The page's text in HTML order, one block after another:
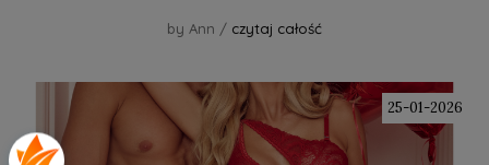
by Ann / czytaj całość
25-01-2026